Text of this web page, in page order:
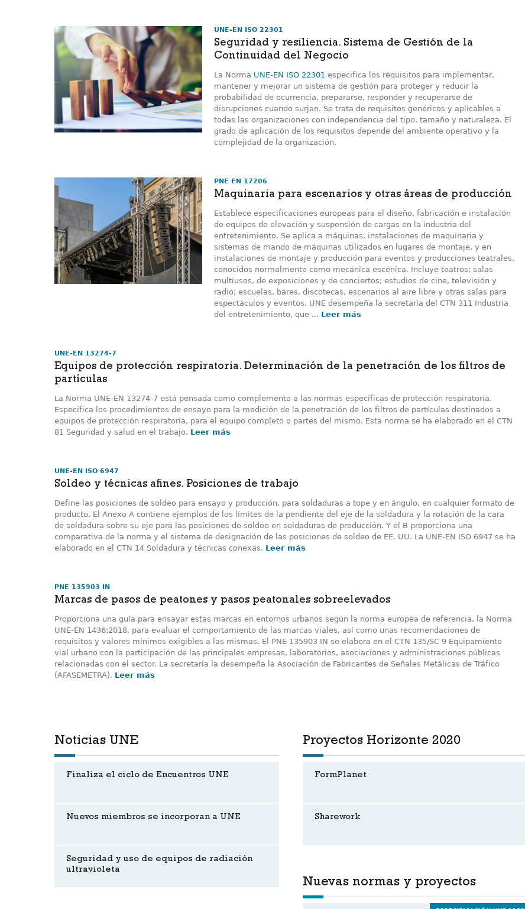
UNE-EN ISO 22301
Seguridad y resiliencia. Sistema de Gestión de la
Continuidad del Negocio
La Norma UNE-EN ISO 22301 especifica los requisitos para implementar,
mantener y mejorar un sistema de gestión para proteger y reducir la
probabilidad de ocurrencia, prepararse, responder y recuperarse de
disrupciones cuando surjan. Se trata de requisitos genéricos y aplicables a
todas las organizaciones con independencia del tipo, tamaño y naturaleza. El
grado de aplicación de los requisitos depende del ambiente operativo y la
complejidad de la organización.
PNE EN 17206
Maquinaria para escenarios y otras áreas de producción
Establece especificaciones europeas para el diseño, fabricación e instalación
de equipos de elevación y suspensión de cargas en la industria del
entretenimiento. Se aplica a máquinas, instalaciones de maquinaria y
sistemas de mando de máquinas utilizados en lugares de montaje, y en
instalaciones de montaje y producción para eventos y producciones teatrales,
conocidos normalmente como mecánica escénica. Incluye teatros; salas
multiusos, de exposiciones y de conciertos; estudios de cine, televisión y
radio; escuelas, bares, discotecas, escenarios al aire libre y otras salas para
espectáculos y eventos. UNE desempeña la secretaría del CTN 311 Industria
del entretenimiento, que ... Leer más
UNE-EN 13274-7
Equipos de protección respiratoria. Determinación de la penetración de los filtros de
partículas
La Norma UNE-EN 13274-7 está pensada como complemento a las normas específicas de protección respiratoria.
Especifica los procedimientos de ensayo para la medición de la penetración de los filtros de partículas destinados a
equipos de protección respiratoria, para el equipo completo o partes del mismo. Esta norma se ha elaborado en el CTN
81 Seguridad y salud en el trabajo. Leer más
UNE-EN ISO 6947
Soldeo y técnicas afines. Posiciones de trabajo
Define las posiciones de soldeo para ensayo y producción, para soldaduras a tope y en ángulo, en cualquier formato de
producto. El Anexo A contiene ejemplos de los límites de la pendiente del eje de la soldadura y la rotación de la cara
de soldadura sobre su eje para las posiciones de soldeo en soldaduras de producción. Y el B proporciona una
comparativa de la norma y el sistema de designación de las posiciones de soldeo de EE. UU. La UNE-EN ISO 6947 se ha
elaborado en el CTN 14 Soldadura y técnicas conexas. Leer más
PNE 135903 IN
Marcas de pasos de peatones y pasos peatonales sobreelevados
Proporciona una guía para ensayar estas marcas en entornos urbanos según la norma europea de referencia, la Norma
UNE-EN 1436:2018, para evaluar el comportamiento de las marcas viales, así como unas recomendaciones de
requisitos y valores mínimos exigibles a las mismas. El PNE 135903 IN se elabora en el CTN 135/SC 9 Equipamiento
vial urbano con la participación de las principales empresas, laboratorios, asociaciones y administraciones públicas
relacionadas con el sector. La secretaría la desempeña la Asociación de Fabricantes de Señales Metálicas de Tráfico
(AFASEMETRA). Leer más
Noticias UNE
Finaliza el ciclo de Encuentros UNE
Nuevos miembros se incorporan a UNE
Seguridad y uso de equipos de radiación
ultravioleta
Proyectos Horizonte 2020
FormPlanet
Sharework
Nuevas normas y proyectos